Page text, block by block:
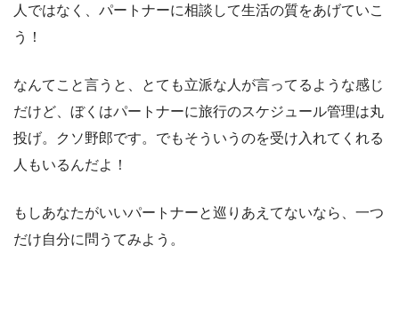
人ではなく、パートナーに相談して生活の質をあげていこ
う！
なんてこと言うと、とても立派な人が言ってるような感じ
だけど、ぼくはパートナーに旅行のスケジュール管理は丸
投げ。クソ野郎です。でもそういうのを受け入れてくれる
人もいるんだよ！
もしあなたがいいパートナーと巡りあえてないなら、一つ
だけ自分に問うてみよう。